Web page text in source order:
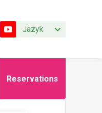
Jazyk
Reservations